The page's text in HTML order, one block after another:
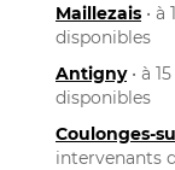
Maillezais •
disponibles
Antigny• à
disponibles
Coulonges-
intervenants